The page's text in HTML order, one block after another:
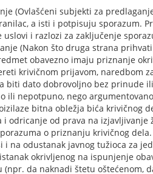
(Ovlašćeni subjekti za
a isti i potpisuju sporazum.
uslovi i razlozi za zaključenje
(Nakon što druga strana
obavezno imaju priznanje
krivičnom prijavom, naredbom
biti dato dobrovoljno bez prinude
ili nepotpuno, nego
bitna obležja bića krivičnog
i odricanje od prava na
o priznanju krivičnog
i na odustanak javnog tužioca za
okrivljenog na ispunjenje
(npr. da naknadi štetu oštećenom,